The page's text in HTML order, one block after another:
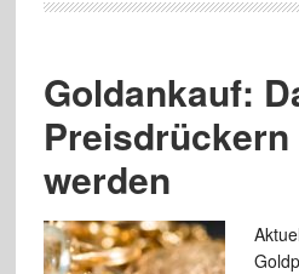
Goldankauf:
werden